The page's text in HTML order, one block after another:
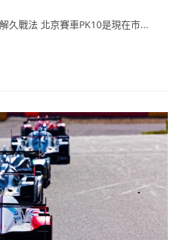
久戰法 北京賽車PK10是現在市...